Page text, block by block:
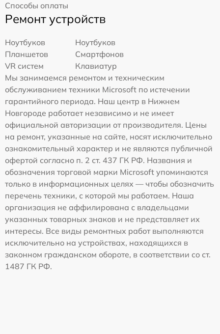
Способы оплаты
Ремонт устройств
Ноутбуков
Ноутбуков
Планшетов
Смартфонов
VR систем
Клавиатур
Мы занимаемся ремонтом и техническим
обслуживанием техники Microsoft по истечении
гарантийного периода. Наш центр в Нижнем
Новгороде работает независимо и не имеет
официальной авторизации от производителя. Цены
на ремонт, указанные на сайте, носят исключительно
ознакомительный характер и не являются публичной
офертой согласно п. 2 ст. 437 ГК РФ. Названия и
обозначения торговой марки Microsoft упоминаются
только в информационных целях — чтобы обозначить
перечень техники, с которой мы работаем. Наша
организация не аффилирована с владельцами
указанных товарных знаков и не представляет их
интересы. Все виды ремонтных работ выполняются
исключительно на устройствах, находящихся в
законном гражданском обороте, в соответствии со ст.
1487 ГК РФ.